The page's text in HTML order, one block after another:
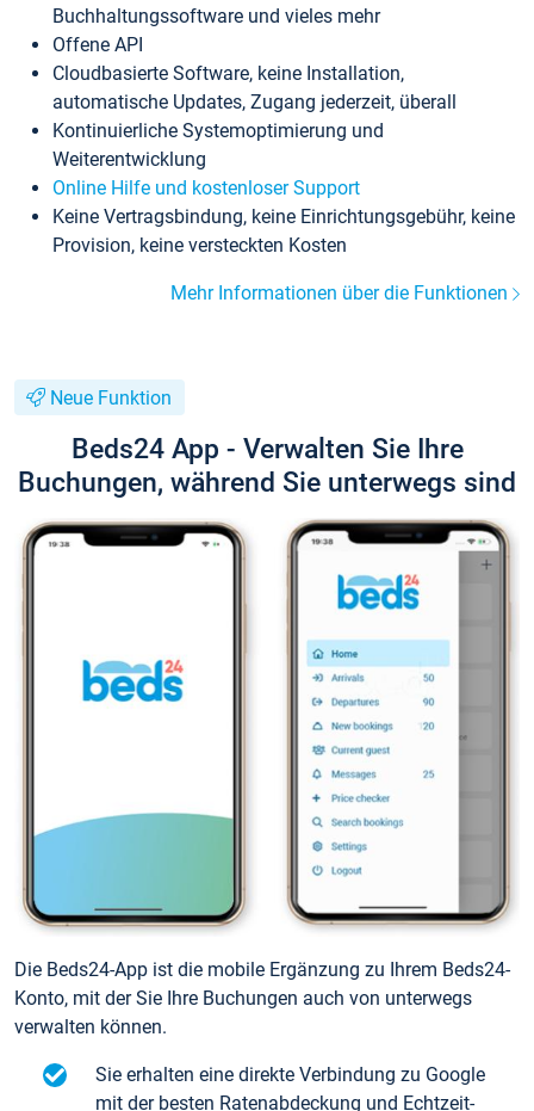
Buchhaltungssoftware und vieles mehr
Offene API
Cloudbasierte Software, keine Installation,
automatische Updates, Zugang jederzeit, überall
Kontinuierliche Systemoptimierung und
Weiterentwicklung
Online Hilfe und kostenloser Support
Keine Vertragsbindung, keine Einrichtungsgebühr, keine
Provision, keine versteckten Kosten
Mehr Informationen über die Funktionen
Neue Funktion
Beds24 App - Verwalten Sie Ihre
Buchungen, während Sie unterwegs sind
Die Beds24-App ist die mobile Ergänzung zu Ihrem Beds24-
Konto, mit der Sie Ihre Buchungen auch von unterwegs
verwalten können.
Sie erhalten eine direkte Verbindung zu Google
mit der besten Ratenabdeckung und Echtzeit-